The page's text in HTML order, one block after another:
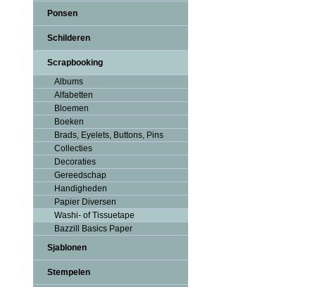
Ponsen
Schilderen
Scrapbooking
Albums
Alfabetten
Bloemen
Boeken
Brads, Eyelets, Buttons, Pins
Collecties
Decoraties
Gereedschap
Handigheden
Papier Diversen
Washi- of Tissuetape
Bazzill Basics Paper
Sjablonen
Stempelen